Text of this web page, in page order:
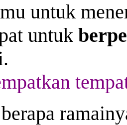
untuk
untuk